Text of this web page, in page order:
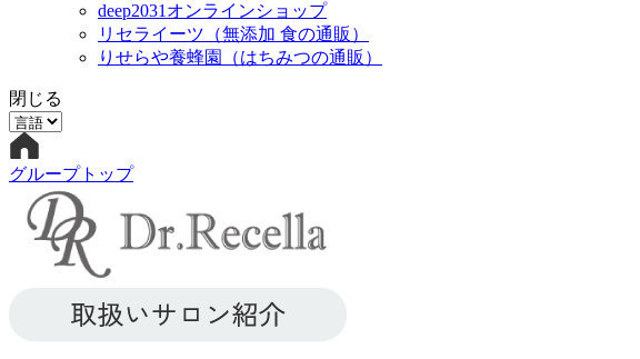
deep2031オンラインショップ
リセライーツ （無添加 食の通販）
りせらや養蜂園
（はちみつの通販）
閉じる
グループトップ